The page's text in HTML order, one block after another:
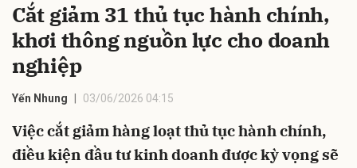
Cắt giảm 31 thủ tục hành chính,
khơi thông nguồn lực cho doanh
nghiệp
Yến Nhung 03/06/2026 04:15
Việc cắt giảm hàng loạt thủ tục hành chính,
điều kiện đầu tư kinh doanh được kỳ vọng sẽ
Hủy